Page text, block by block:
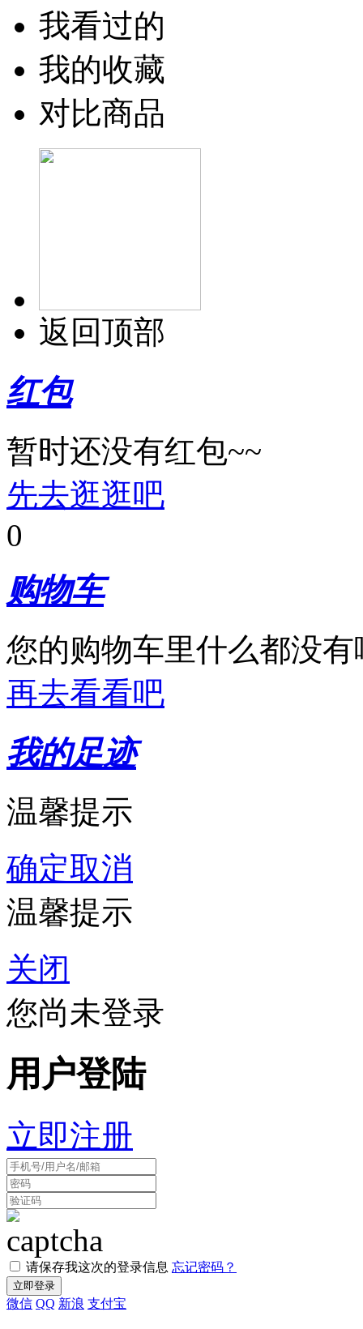
我看过的
我的收藏
对比商品
返回顶部
红包
暂时还没有红包~~
先去逛逛吧
0
购物车
您的购物车里什么都没有
再去看看吧
我的足迹
温馨提示
确定取消
温馨提示
关闭
您尚未登录
用户登陆
立即注册
请保存我这次的登录信息 忘记密码？
微信 QQ 新浪 支付宝